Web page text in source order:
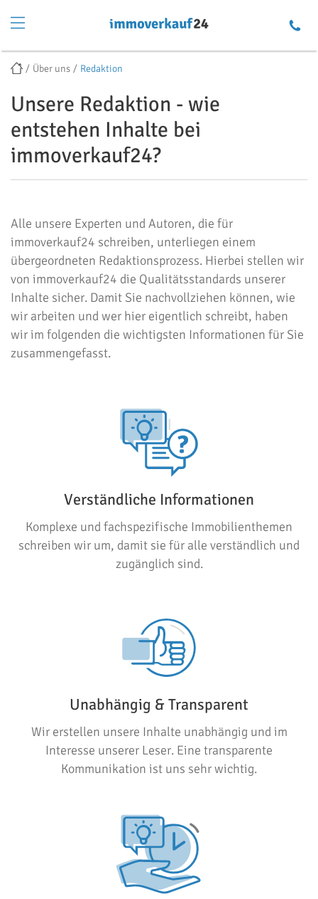
Über uns Redaktion
Unsere Redaktion - wie
entstehen Inhalte bei
immoverkauf24?
Alle unsere Experten und Autoren, die für
immoverkauf24 schreiben, unterliegen einem
übergeordneten Redaktionsprozess. Hierbei stellen wir
von immoverkauf24 die Qualitätsstandards unserer
Inhalte sicher. Damit Sie nachvollziehen können, wie
wir arbeiten und wer hier eigentlich schreibt, haben
wir im folgenden die wichtigsten Informationen für Sie
zusammengefasst.
Verständliche Informationen
Komplexe und fachspezifische Immobilienthemen
schreiben wir um, damit sie für alle verständlich und
zugänglich sind.
Unabhängig & Transparent
Wir erstellen unsere Inhalte unabhängig und im
Interesse unserer Leser. Eine transparente
Kommunikation ist uns sehr wichtig.